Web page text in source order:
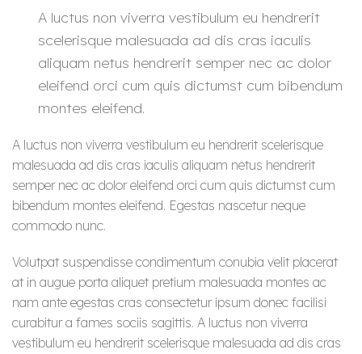
A luctus non viverra vestibulum eu hendrerit
scelerisque malesuada ad dis cras iaculis
aliquam netus hendrerit semper nec ac dolor
eleifend orci cum quis dictumst cum bibendum
montes eleifend.
A luctus non viverra vestibulum eu hendrerit scelerisque
malesuada ad dis cras iaculis aliquam netus hendrerit
semper nec ac dolor eleifend orci cum quis dictumst cum
bibendum montes eleifend. Egestas nascetur neque
commodo nunc.
Volutpat suspendisse condimentum conubia velit placerat
at in augue porta aliquet pretium malesuada montes ac
nam ante egestas cras consectetur ipsum donec facilisi
curabitur a fames sociis sagittis. A luctus non viverra
vestibulum eu hendrerit scelerisque malesuada ad dis cras